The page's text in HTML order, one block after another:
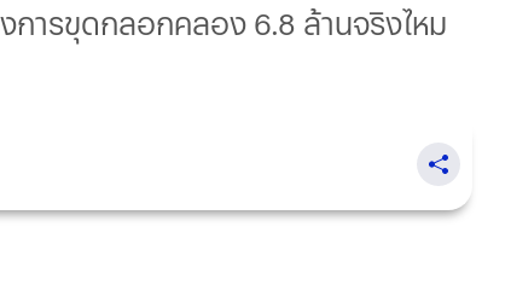
การขุดกลอกคลอง 6.8 ล้านจริงไหม